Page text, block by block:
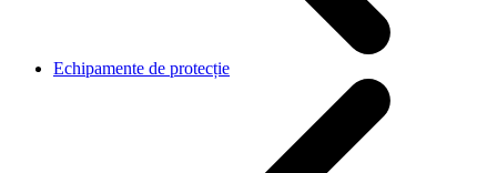
Echipamente de protecție